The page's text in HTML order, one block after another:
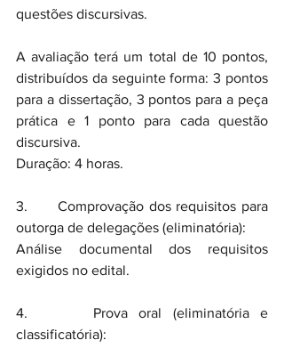
questões discursivas.
A avaliação terá um total de 10 pontos,
distribuídos da seguinte forma: 3 pontos
para a dissertação, 3 pontos para a peça
prática e 1 ponto para cada questão
discursiva.
Duração: 4 horas.
3.      Comprovação dos requisitos para
outorga de delegações (eliminatória):
Análise documental dos requisitos
exigidos no edital.
4.      Prova oral (eliminatória e
classificatória):